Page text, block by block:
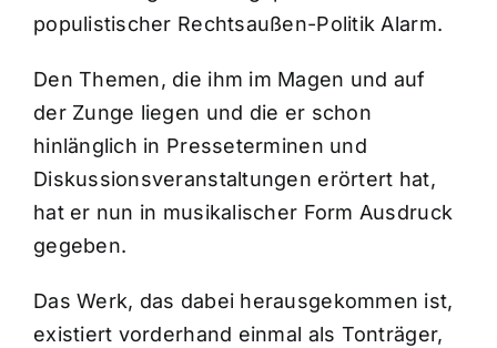
populistischer Rechtsaußen-Politik Alarm.
Den Themen, die ihm im Magen und auf
der Zunge liegen und die er schon
hinlänglich in Presseterminen und
Diskussionsveranstaltungen erörtert hat,
hat er nun in musikalischer Form Ausdruck
gegeben.
Das Werk, das dabei herausgekommen ist,
existiert vorderhand einmal als Tonträger,